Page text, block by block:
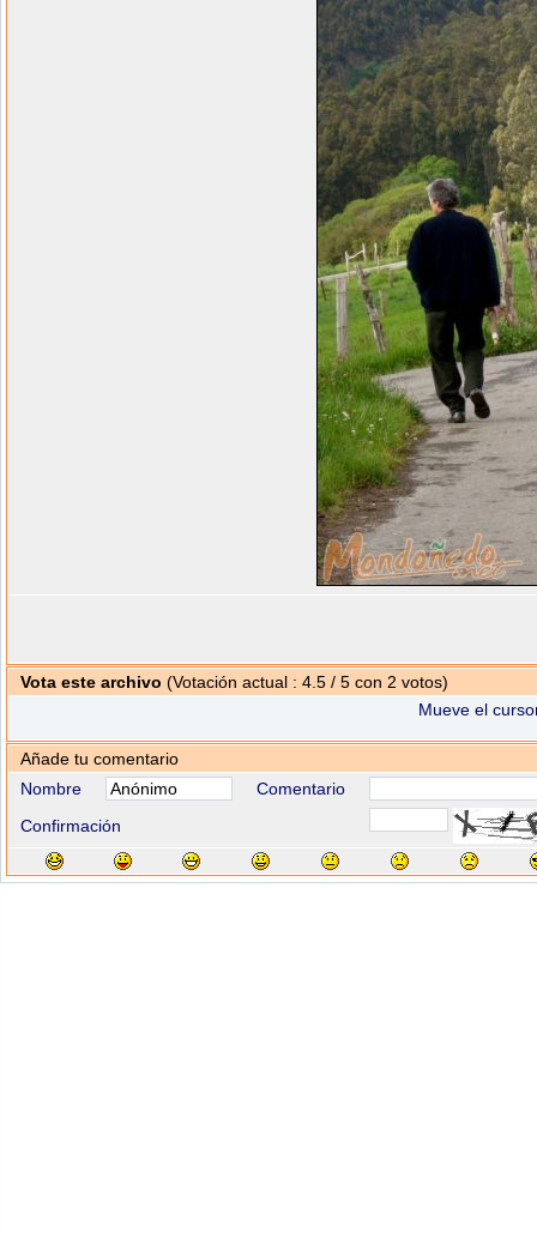
Vota este archivo (Votación actual : 4.5 / 5 con 2 votos)
Mueve el
Añade tu comentario
Nombre
Comentario
Confirmación